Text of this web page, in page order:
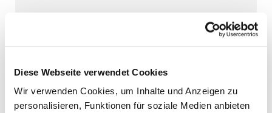
Diese Webseite verwendet Cookies
Wir verwenden Cookies, um Inhalte und Anzeigen zu
personalisieren, Funktionen für soziale Medien anbieten